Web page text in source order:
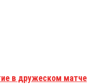
в дружеском матче